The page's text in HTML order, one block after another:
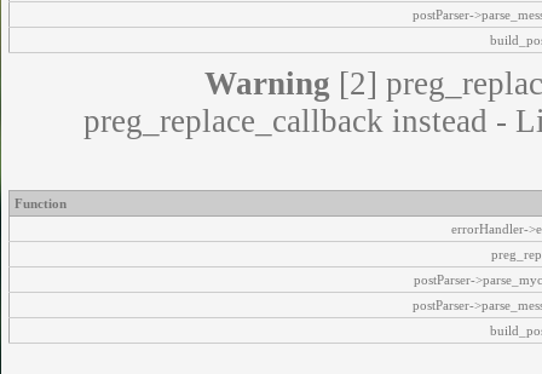
postParser-
Warning [2]
preg_replace_callback instead -
Function
errorHandler-
postParser-
postParser-